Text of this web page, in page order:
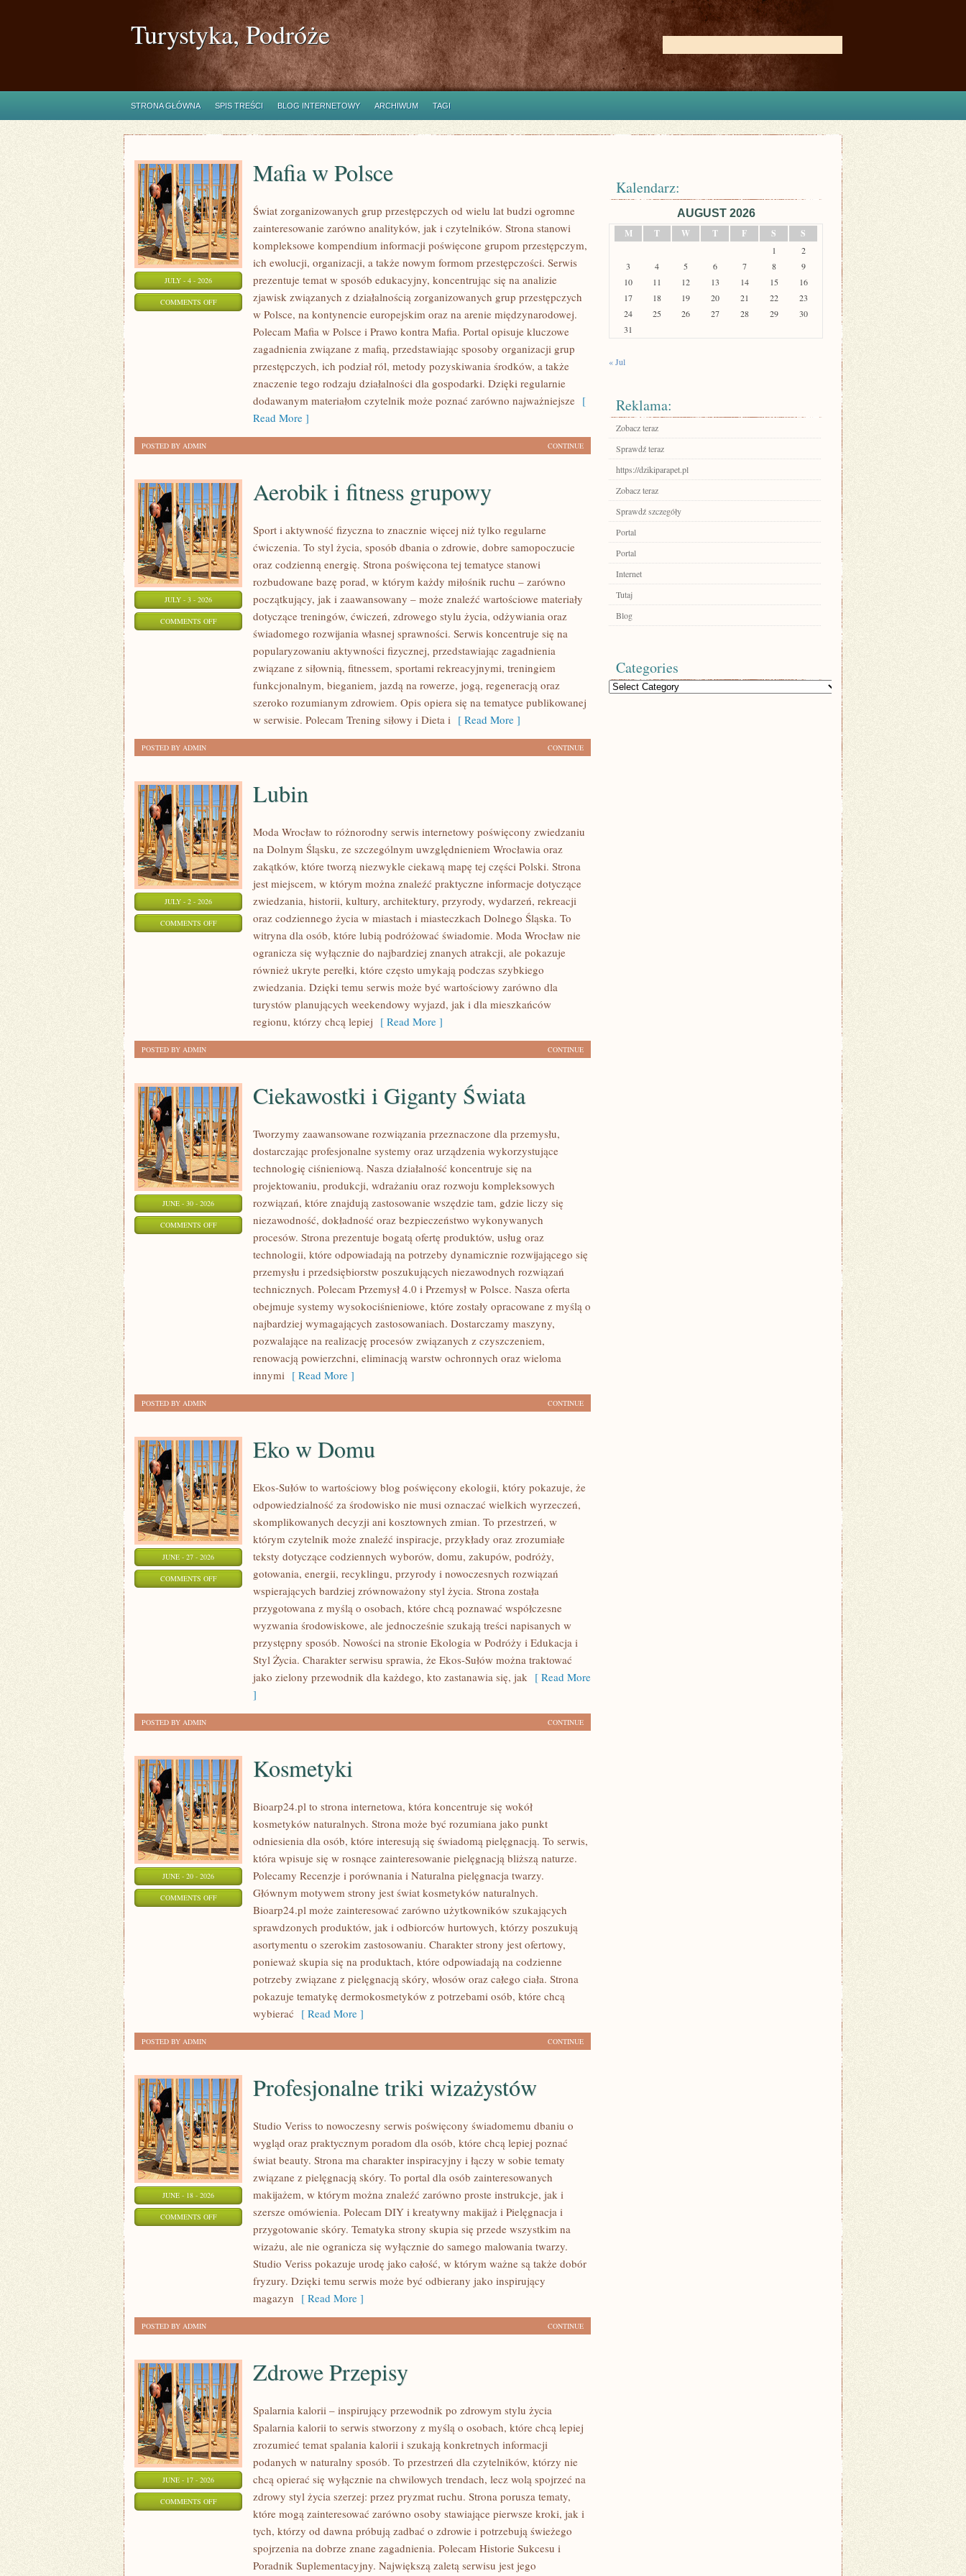
Turystyka, Podróże
STRONA GŁÓWNA SPIS TREŚCI BLOG INTERNETOWY ARCHIWUM TAGI
JULY - 4 - 2026
COMMENTS OFFON
Mafia w Polsce
Świat zorganizowanych grup przestępczych od wielu lat budzi ogromne
zainteresowanie zarówno analityków, jak i czytelników. Strona stanowi
kompleksowe kompendium informacji poświęcone grupom przestępczym,
ich ewolucji, organizacji, a także nowym formom przestępczości. Serwis
prezentuje temat w sposób edukacyjny, koncentrując się na analizie
zjawisk związanych z działalnością zorganizowanych grup przestępczych
w Polsce, na kontynencie europejskim oraz na arenie międzynarodowej.
Polecam Mafia w Polsce i Prawo kontra Mafia. Portal opisuje kluczowe
zagadnienia związane z mafią, przedstawiając sposoby organizacji grup
przestępczych, ich podział ról, metody pozyskiwania środków, a także
znaczenie tego rodzaju działalności dla gospodarki. Dzięki regularnie
dodawanym materiałom czytelnik może poznać zarówno najważniejsze [
Read More ]
CONTINUE
POSTED BY ADMIN
JULY - 3 - 2026
COMMENTS OFFON
Aerobik i fitness grupowy
Sport i aktywność fizyczna to znacznie więcej niż tylko regularne
ćwiczenia. To styl życia, sposób dbania o zdrowie, dobre samopoczucie
oraz codzienną energię. Strona poświęcona tej tematyce stanowi
rozbudowane bazę porad, w którym każdy miłośnik ruchu – zarówno
początkujący, jak i zaawansowany – może znaleźć wartościowe materiały
dotyczące treningów, ćwiczeń, zdrowego stylu życia, odżywiania oraz
świadomego rozwijania własnej sprawności. Serwis koncentruje się na
popularyzowaniu aktywności fizycznej, przedstawiając zagadnienia
związane z siłownią, fitnessem, sportami rekreacyjnymi, treningiem
funkcjonalnym, bieganiem, jazdą na rowerze, jogą, regeneracją oraz
szeroko rozumianym zdrowiem. Opis opiera się na tematyce publikowanej
w serwisie. Polecam Trening siłowy i Dieta i [ Read More ]
CONTINUE
POSTED BY ADMIN
JULY - 2 - 2026
COMMENTS OFFON
Lubin
Moda Wrocław to różnorodny serwis internetowy poświęcony zwiedzaniu
na Dolnym Śląsku, ze szczególnym uwzględnieniem Wrocławia oraz
zakątków, które tworzą niezwykle ciekawą mapę tej części Polski. Strona
jest miejscem, w którym można znaleźć praktyczne informacje dotyczące
zwiedzania, historii, kultury, architektury, przyrody, wydarzeń, rekreacji
oraz codziennego życia w miastach i miasteczkach Dolnego Śląska. To
witryna dla osób, które lubią podróżować świadomie. Moda Wrocław nie
ogranicza się wyłącznie do najbardziej znanych atrakcji, ale pokazuje
również ukryte perełki, które często umykają podczas szybkiego
zwiedzania. Dzięki temu serwis może być wartościowy zarówno dla
turystów planujących weekendowy wyjazd, jak i dla mieszkańców
regionu, którzy chcą lepiej [ Read More ]
CONTINUE
POSTED BY ADMIN
JUNE - 30 - 2026
COMMENTS OFFON
CIEKAWOSTKI
Ciekawostki i Giganty Świata
Tworzymy zaawansowane rozwiązania przeznaczone dla przemysłu,
dostarczając profesjonalne systemy oraz urządzenia wykorzystujące
technologię ciśnieniową. Nasza działalność koncentruje się na
projektowaniu, produkcji, wdrażaniu oraz rozwoju kompleksowych
rozwiązań, które znajdują zastosowanie wszędzie tam, gdzie liczy się
niezawodność, dokładność oraz bezpieczeństwo wykonywanych
procesów. Strona prezentuje bogatą ofertę produktów, usług oraz
technologii, które odpowiadają na potrzeby dynamicznie rozwijającego się
przemysłu i przedsiębiorstw poszukujących niezawodnych rozwiązań
technicznych. Polecam Przemysł 4.0 i Przemysł w Polsce. Nasza oferta
obejmuje systemy wysokociśnieniowe, które zostały opracowane z myślą o
najbardziej wymagających zastosowaniach. Dostarczamy maszyny,
pozwalające na realizację procesów związanych z czyszczeniem,
renowacją powierzchni, eliminacją warstw ochronnych oraz wieloma
innymi [ Read More ]
CONTINUE
POSTED BY ADMIN
JUNE - 27 - 2026
COMMENTS OFFON
Eko w Domu
Ekos-Sułów to wartościowy blog poświęcony ekologii, który pokazuje, że
odpowiedzialność za środowisko nie musi oznaczać wielkich wyrzeczeń,
skomplikowanych decyzji ani kosztownych zmian. To przestrzeń, w
którym czytelnik może znaleźć inspiracje, przykłady oraz zrozumiałe
teksty dotyczące codziennych wyborów, domu, zakupów, podróży,
gotowania, energii, recyklingu, przyrody i nowoczesnych rozwiązań
wspierających bardziej zrównoważony styl życia. Strona została
przygotowana z myślą o osobach, które chcą poznawać współczesne
wyzwania środowiskowe, ale jednocześnie szukają treści napisanych w
przystępny sposób. Nowości na stronie Ekologia w Podróży i Edukacja i
Styl Życia. Charakter serwisu sprawia, że Ekos-Sułów można traktować
jako zielony przewodnik dla każdego, kto zastanawia się, jak [ Read More
]
CONTINUE
POSTED BY ADMIN
JUNE - 20 - 2026
COMMENTS OFFON
KOSMETYKI
Kosmetyki
Bioarp24.pl to strona internetowa, która koncentruje się wokół
kosmetyków naturalnych. Strona może być rozumiana jako punkt
odniesienia dla osób, które interesują się świadomą pielęgnacją. To serwis,
która wpisuje się w rosnące zainteresowanie pielęgnacją bliższą naturze.
Polecamy Recenzje i porównania i Naturalna pielęgnacja twarzy.
Głównym motywem strony jest świat kosmetyków naturalnych.
Bioarp24.pl może zainteresować zarówno użytkowników szukających
sprawdzonych produktów, jak i odbiorców hurtowych, którzy poszukują
asortymentu o szerokim zastosowaniu. Charakter strony jest ofertowy,
ponieważ skupia się na produktach, które odpowiadają na codzienne
potrzeby związane z pielęgnacją skóry, włosów oraz całego ciała. Strona
pokazuje tematykę dermokosmetyków z potrzebami osób, które chcą
wybierać [ Read More ]
CONTINUE
POSTED BY ADMIN
JUNE - 18 - 2026
COMMENTS OFFON
PROFESJONALNE
WIZAŻYSTÓW
Profesjonalne triki wizażystów
Studio Veriss to nowoczesny serwis poświęcony świadomemu dbaniu o
wygląd oraz praktycznym poradom dla osób, które chcą lepiej poznać
świat beauty. Strona ma charakter inspiracyjny i łączy w sobie tematy
związane z pielęgnacją skóry. To portal dla osób zainteresowanych
makijażem, w którym można znaleźć zarówno proste instrukcje, jak i
szersze omówienia. Polecam DIY i kreatywny makijaż i Pielęgnacja i
przygotowanie skóry. Tematyka strony skupia się przede wszystkim na
wizażu, ale nie ogranicza się wyłącznie do samego malowania twarzy.
Studio Veriss pokazuje urodę jako całość, w którym ważne są także dobór
fryzury. Dzięki temu serwis może być odbierany jako inspirujący
magazyn [ Read More ]
CONTINUE
POSTED BY ADMIN
JUNE - 17 - 2026
COMMENTS OFFON
Zdrowe Przepisy
Spalarnia kalorii – inspirujący przewodnik po zdrowym stylu życia
Spalarnia kalorii to serwis stworzony z myślą o osobach, które chcą lepiej
zrozumieć temat spalania kalorii i szukają konkretnych informacji
podanych w naturalny sposób. To przestrzeń dla czytelników, którzy nie
chcą opierać się wyłącznie na chwilowych trendach, lecz wolą spojrzeć na
zdrowy styl życia szerzej: przez pryzmat ruchu. Strona porusza tematy,
które mogą zainteresować zarówno osoby stawiające pierwsze kroki, jak i
tych, którzy od dawna próbują zadbać o zdrowie i potrzebują świeżego
spojrzenia na dobrze znane zagadnienia. Polecam Historie Sukcesu i
Poradnik Suplementacyjny. Największą zaletą serwisu jest jego
Kalendarz:
AUGUST 2026
M
T W T F S S
1
2
3
4 5 6 7 8
9
10
11 12 13 14 15
16
17
18 19 20 21 22
23
24
25 26 27 28 29
30
31
« Jul
Reklama:
Zobacz teraz
Sprawdź teraz
https://dzikiparapet.pl
Zobacz teraz
Sprawdź szczegóły
Portal
Portal
Internet
Tutaj
Blog
Categories
Categories